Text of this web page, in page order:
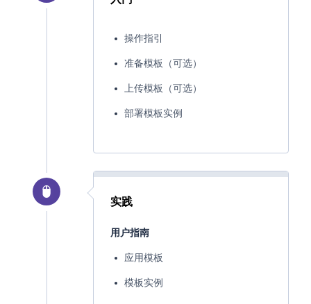
操作指引
准备模板（可选）
上传模板（可选）
部署模板实例
实践
用户指南
应用模板
模板实例